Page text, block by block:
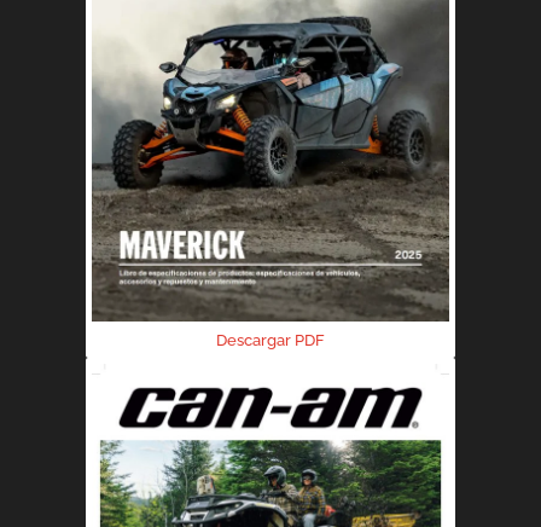
Descargar PDF